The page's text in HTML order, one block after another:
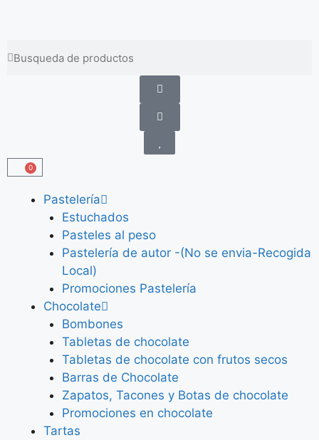
Envíos gratis a partir de 100 €
0
Pastelería
Estuchados
Pasteles al peso
Pastelería de autor -(No se envia-Recogida
Local)
Promociones Pastelería
Chocolate
Bombones
Tabletas de chocolate
Tabletas de chocolate con frutos secos
Barras de Chocolate
Zapatos, Tacones y Botas de chocolate
Promociones en chocolate
Tartas